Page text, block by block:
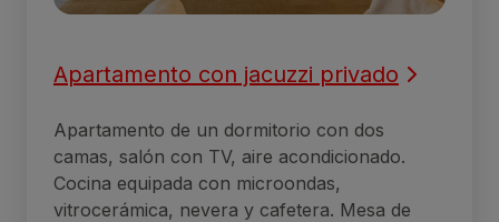
Apartamento con jacuzzi privado
Apartamento de un dormitorio con dos
camas, salón con TV, aire acondicionado.
Cocina equipada con microondas,
vitrocerámica, nevera y cafetera. Mesa de